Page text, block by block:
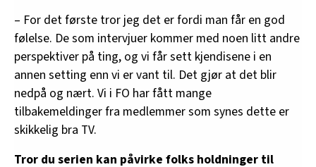
– For det første tror jeg det er fordi man får en god
følelse. De som intervjuer kommer med noen litt andre
perspektiver på ting, og vi får sett kjendisene i en
annen setting enn vi er vant til. Det gjør at det blir
nedpå og nært. Vi i FO har fått mange
tilbakemeldinger fra medlemmer som synes dette er
skikkelig bra TV.
Tror du serien kan påvirke folks holdninger til